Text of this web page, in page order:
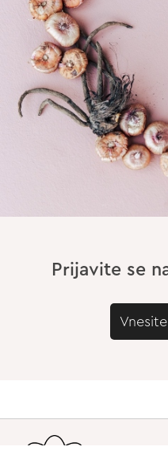
Prijavite se
Vnesite